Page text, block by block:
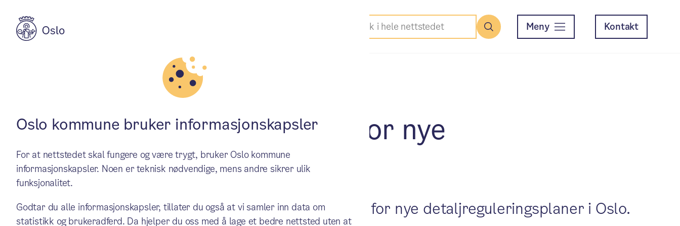
Meny Kontakt
​​Innfører måltall på tre år for nye
reguleringsplaner​
Byrådet setter mål om 3-års saksbehandlingstid for nye detaljreguleringsplaner i Oslo.
Oslo kommune bruker informasjonskapsler
For at nettstedet skal fungere og være trygt, bruker Oslo kommune
informasjonskapsler. Noen er teknisk nødvendige, mens andre sikrer ulik
funksjonalitet.
Godtar du alle informasjonskapsler, tillater du også at vi samler inn data om
statistikk og brukeradferd. Da hjelper du oss med å lage et bedre nettsted uten at